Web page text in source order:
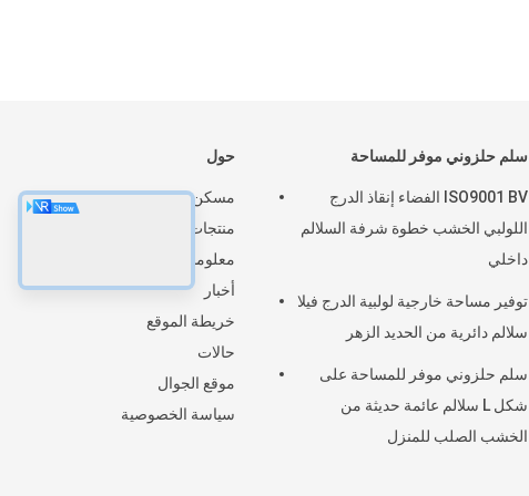
حول
مسكن
منتجات
معلومات عنا
أخبار
خريطة الموقع
حالات
موقع الجوال
سياسة الخصوصية
سلم حلزوني موفر للمساحة
ISO9001 BV الفضاء إنقاذ الدرج
اللولبي الخشب خطوة شرفة السلالم
داخلي
توفير مساحة خارجية لولبية الدرج فيلا
سلالم دائرية من الحديد الزهر
سلم حلزوني موفر للمساحة على
شكل L سلالم عائمة حديثة من
الخشب الصلب للمنزل